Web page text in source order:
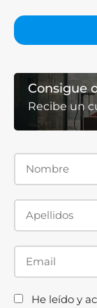
Consigue
Recibe un
He leído y